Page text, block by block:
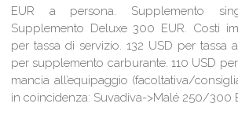
EUR a persona. Supplemento
Supplemento Deluxe 300 EUR. Costi
per tassa di servizio. 132 USD per tassa
per supplemento carburante. 110 USD
mancia all’equipaggio (facoltativa/
in coincidenza: Suvadiva->Malé 250/300